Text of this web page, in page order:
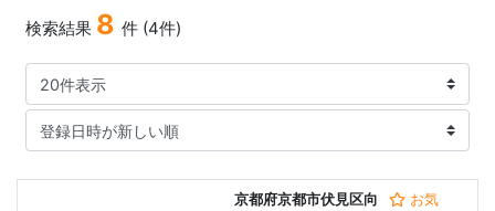
検索結果 8 件 (4件)
京都府京都市伏見区向
お気